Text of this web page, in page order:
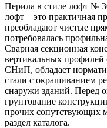
Перила в стиле лофт №
лофт – это практичная
преобладают чистые
потребовалась
Сварная секционная
вертикальных профилей
СНиП, обладает
стали с окрашиванием
снаружи зданий. Перед
грунтование
прочих сопутствующих
раздел каталога.